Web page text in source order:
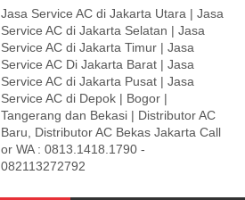
Jasa Service AC di Jakarta Utara | Jasa
Service AC di Jakarta Selatan | Jasa
Service AC di Jakarta Timur | Jasa
Service AC Di Jakarta Barat | Jasa
Service AC di Jakarta Pusat | Jasa
Service AC di Depok | Bogor |
Tangerang dan Bekasi | Distributor AC
Baru, Distributor AC Bekas Jakarta Call
or WA : 0813.1418.1790 -
082113272792